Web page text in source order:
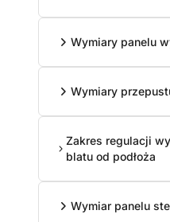
Wymiary panelu
Wymiary
Zakres regulacji
blatu od podłoża
Wymiar panelu